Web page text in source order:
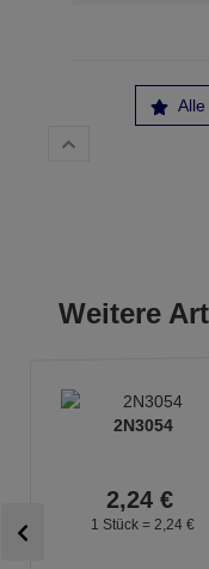
Weitere
2N3054
2,24 €
1 Stück = 2, 24 €